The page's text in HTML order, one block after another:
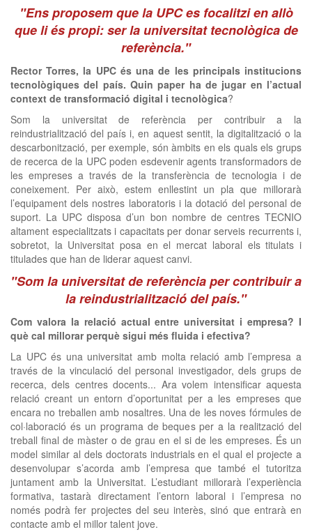
"Ens proposem que la UPC es focalitzi en allò
que li és propi: ser la universitat tecnològica de
referència."
Rector Torres, la UPC és una de les principals institucions
tecnològiques del país. Quin paper ha de jugar en l’actual
context de transformació digital i tecnològica?
Som la universitat de referència per contribuir a la
reindustrialització del país i, en aquest sentit, la digitalització o la
descarbonització, per exemple, són àmbits en els quals els grups
de recerca de la UPC poden esdevenir agents transformadors de
les empreses a través de la transferència de tecnologia i de
coneixement. Per això, estem enllestint un pla que millorarà
l’equipament dels nostres laboratoris i la dotació del personal de
suport. La UPC disposa d’un bon nombre de centres TECNIO
altament especialitzats i capacitats per donar serveis recurrents i,
sobretot, la Universitat posa en el mercat laboral els titulats i
titulades que han de liderar aquest canvi.
"Som la universitat de referència per contribuir a
la reindustrialització del país."
Com valora la relació actual entre universitat i empresa? I
què cal millorar perquè sigui més fluida i efectiva?
La UPC és una universitat amb molta relació amb l’empresa a
través de la vinculació del personal investigador, dels grups de
recerca, dels centres docents... Ara volem intensificar aquesta
relació creant un entorn d’oportunitat per a les empreses que
encara no treballen amb nosaltres. Una de les noves fórmules de
col·laboració és un programa de beques per a la realització del
treball final de màster o de grau en el si de les empreses. És un
model similar al dels doctorats industrials en el qual el projecte a
desenvolupar s’acorda amb l’empresa que també el tutoritza
juntament amb la Universitat. L’estudiant millorarà l’experiència
formativa, tastarà directament l’entorn laboral i l’empresa no
només podrà fer projectes del seu interès, sinó que entrarà en
contacte amb el millor talent jove.